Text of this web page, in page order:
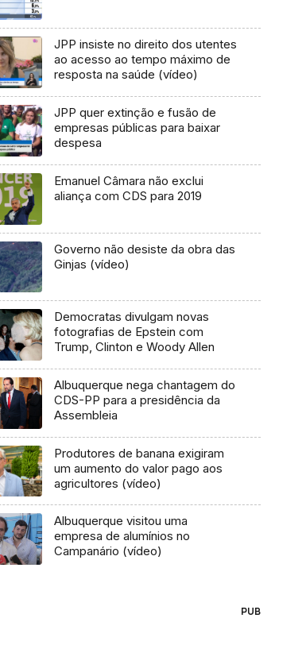
JPP insiste no direito dos utentes
ao acesso ao tempo máximo de
resposta na saúde (vídeo)
JPP quer extinção e fusão de
empresas públicas para baixar
despesa
Emanuel Câmara não exclui
aliança com CDS para 2019
Governo não desiste da obra das
Ginjas (vídeo)
Democratas divulgam novas
fotografias de Epstein com
Trump, Clinton e Woody Allen
Albuquerque nega chantagem do
CDS-PP para a presidência da
Assembleia
Produtores de banana exigiram
um aumento do valor pago aos
agricultores (vídeo)
Albuquerque visitou uma
empresa de alumínios no
Campanário (vídeo)
PUB